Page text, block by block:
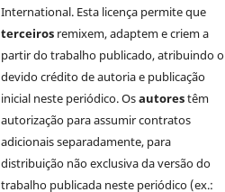
International. Esta licença permite que
terceiros remixem, adaptem e criem a
partir do trabalho publicado, atribuindo o
devido crédito de autoria e publicação
inicial neste periódico. Osautorestêm
autorização para assumir contratos
adicionais separadamente, para
distribuição não exclusiva da versão do
trabalho publicada neste periódico (ex.: